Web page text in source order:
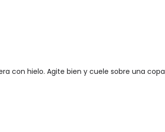
con hielo. Agite bien y cuele sobre una copa